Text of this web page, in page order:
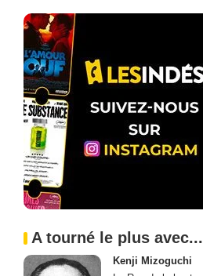
A tourné le plus avec...
Kenji Mizoguchi